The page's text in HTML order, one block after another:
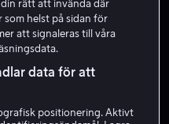
rätt att invända där
som helst på sidan för
att signaleras till våra
data för att
positionering. Aktivt